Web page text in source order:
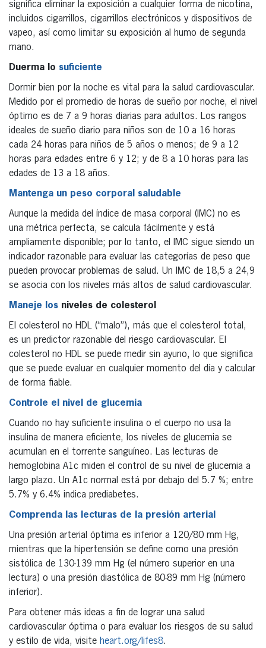
significa eliminar la exposición a cualquier forma de nicotina,
incluidos cigarrillos, cigarrillos electrónicos y dispositivos de
vapeo, así como limitar su exposición al humo de segunda
mano.
Duerma lo suficiente
Dormir bien por la noche es vital para la salud cardiovascular.
Medido por el promedio de horas de sueño por noche, el nivel
óptimo es de 7 a 9 horas diarias para adultos. Los rangos
ideales de sueño diario para niños son de 10 a 16 horas
cada 24 horas para niños de 5 años o menos; de 9 a 12
horas para edades entre 6 y 12; y de 8 a 10 horas para las
edades de 13 a 18 años.
Mantenga un peso corporal saludable
Aunque la medida del índice de masa corporal (IMC) no es
una métrica perfecta, se calcula fácilmente y está
ampliamente disponible; por lo tanto, el IMC sigue siendo un
indicador razonable para evaluar las categorías de peso que
pueden provocar problemas de salud. Un IMC de 18,5 a 24,9
se asocia con los niveles más altos de salud cardiovascular.
Maneje los niveles de colesterol
El colesterol no HDL (“malo”), más que el colesterol total,
es un predictor razonable del riesgo cardiovascular. El
colesterol no HDL se puede medir sin ayuno, lo que significa
que se puede evaluar en cualquier momento del día y calcular
de forma fiable.
Controle el nivel de glucemia
Cuando no hay suficiente insulina o el cuerpo no usa la
insulina de manera eficiente, los niveles de glucemia se
acumulan en el torrente sanguíneo. Las lecturas de
hemoglobina A1c miden el control de su nivel de glucemia a
largo plazo. Un A1c normal está por debajo del 5.7 %; entre
5.7% y 6.4% indica prediabetes.
Comprenda las lecturas de la presión arterial
Una presión arterial óptima es inferior a 120/80 mm Hg,
mientras que la hipertensión se define como una presión
sistólica de 130-139 mm Hg (el número superior en una
lectura) o una presión diastólica de 80-89 mm Hg (número
inferior).
Para obtener más ideas a fin de lograr una salud
cardiovascular óptima o para evaluar los riesgos de su salud
y estilo de vida, visite heart.org/lifes8.